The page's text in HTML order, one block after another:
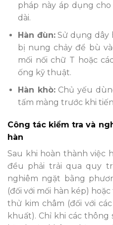
pháp này áp dụng
dài.
Hàn đùn:Sử dụng dây
bị nung chảy để bù
mối nối chữ T hoặc
ống kỹ thuật.
Hàn khò:Chủ yếu
tấm màng trước khi
Công tác kiểm tra và
hàn
Sau khi hoàn thành việc
đều phải trải qua quy
nghiêm ngặt bằng
(đối với mối hàn kép)
thử kim châm (đối với
khuất). Chỉ khi các